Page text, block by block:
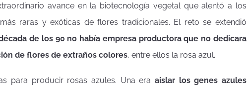
avance en la biotecnología vegetal que alentó a los
raras y exóticas de flores tradicionales. El reto se extendió
de los 90 no había empresa productora que no dedicara
de flores de extraños colores, entre ellos la rosa azul.
para producir rosas azules. Una era aislar los genes azules